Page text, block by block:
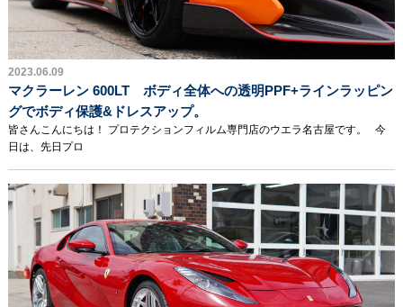
2023.06.09
マクラーレン 600LT ボディ全体への透明PPF+ラインラッピン
グでボディ保護&ドレスアップ。
皆さんこんにちは！ プロテクションフィルム専門店のウエラ名古屋です。 今
日は、先日プロ